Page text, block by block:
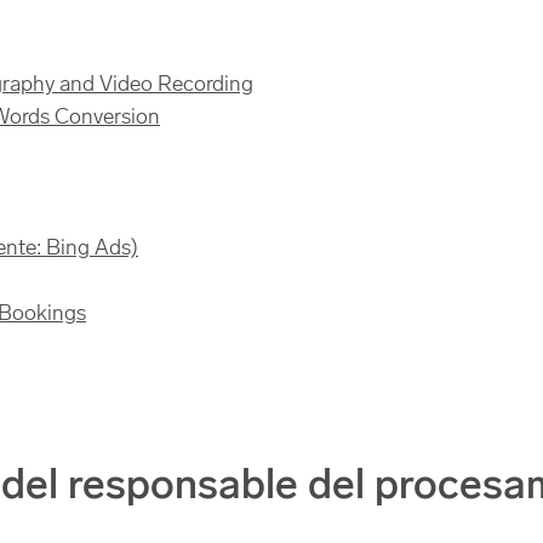
and Video Recording
Conversion
Bing Ads)
responsable del